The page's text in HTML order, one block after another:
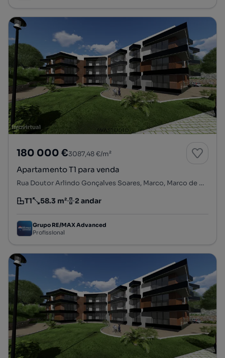
180 000 €3087,48 €/m²
Apartamento T1 para venda
Rua Doutor Arlindo Gonçalves Soares, Marco, Marco de Canaveses, Porto
Tipologia
T1
Preço por metro quadrado
58.3 m²
Andar 2 andar
Grupo RE/MAX Advanced
Profissional